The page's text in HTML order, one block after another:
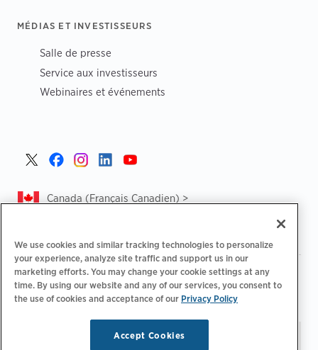
MÉDIAS ET INVESTISSEURS
Salle de presse
Service aux investisseurs
Webinaires et événements
Canada (Français Canadien) >
Politique de confidentialité‌ | Choix de confidentialité
Informations légales | Déclaration d'accessibilité |
Code de
conduite des fournisseurs
| CA Forced and Child Labour Report
Préférences © 2026 ChargePoint, Inc.
We use cookies and similar tracking technologies to personalize
your experience, analyze site traffic and support us in our
marketing efforts. You may change your cookie settings at any
time. By using our website and any of our services, you consent to
the use of cookies and acceptance of our Privacy Policy
Accept Cookies